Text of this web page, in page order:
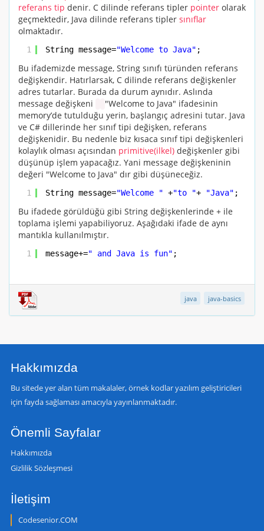
referans tip denir. C dilinde referans tipler pointer olarak
geçmektedir, Java dilinde referans tipler sınıflar
olmaktadır.
1 String message="Welcome to Java" ;
Bu ifademizde message, String sınıfı türünden referans
değişkendir. Hatırlarsak, C dilinde referans değişkenler
adres tutarlar. Burada da durum aynıdır. Aslında
message değişkeni
"Welcome to Java" ifadesinin
memory’de tutulduğu yerin, başlangıç adresini tutar. Java
ve C# dillerinde her sınıf tipi değişken, referans
değişkenidir. Bu nedenle biz kısaca sınıf tipi değişkenleri
kolaylık olması açısından primitive(ilkel) değişkenler gibi
düşünüp işlem yapacağız. Yani message değişkeninin
değeri "Welcome to Java" dır gibi düşüneceğiz.
1 String message="Welcome " +"to "+ "Java" ;
Bu ifadede görüldüğü gibi String değişkenlerinde + ile
toplama işlemi yapabiliyoruz. Aşağıdaki ifade de aynı
mantıkla kullanılmıştır.
1 message+=" and Java is fun" ;
java java-basics
Hakkımızda
Bu sitede yer alan tüm makalaler, örnek kodlar yazılım geliştiricileri
için fayda sağlaması amacıyla yayınlanmaktadır.
Önemli Sayfalar
Hakkımızda
Gizlilik Sözleşmesi
İletişim
Codesenior.COM